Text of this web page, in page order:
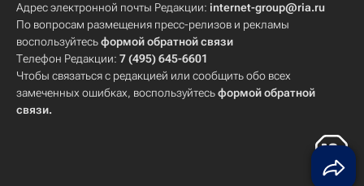
Адрес электронной почты Редакции: internet-group@ria.ru
По вопросам размещения пресс-релизов и рекламы
воспользуйтесьформой обратной связи
Телефон Редакции: 7 (495) 645-6601
Чтобы связаться с редакцией или сообщить обо всех
замеченных ошибках, воспользуйтесьформой обратной
связи.